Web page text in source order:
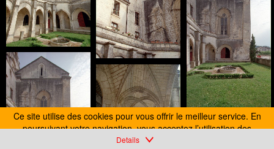
Details
Ce site utilise des cookies pour vous offrir le meilleur service. En
poursuivant votre navigation, vous acceptez l’utilisation des
En savoir plus